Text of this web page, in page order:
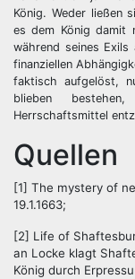
König. Weder ließen
es dem König damit
während seines
finanziellen
faktisch aufgelöst,
blieben
Herrschaftsmittel
Quellen
[1] The mystery of
19.1.1663;
[2] Life of
an Locke klagt
König durch